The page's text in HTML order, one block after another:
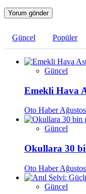
Güncel Popüler
Güncel
Emekli Hava
Oto Haber
Güncel
Okullara 30
Oto Haber
Güncel